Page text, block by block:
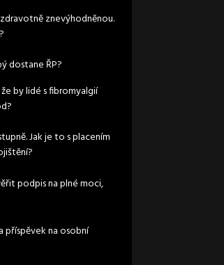
znevýhodněnou.
dostane ŘP?
by lidé s fibromyalgií
Jak je to s placením
podpis na plné moci,
příspěvek na osobní